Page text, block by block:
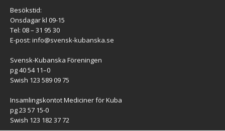
Besökstid:
Onsdagar kl 09-15
Tel: 08 – 31 95 30
E-post: info@svensk-kubanska.se
Svensk-Kubanska Föreningen
pg 40 54 11–0
Swish 123 589 09 75
Insamlingskontot Mediciner för Kuba
pg 23 57 15-0
Swish 123 182 37 72